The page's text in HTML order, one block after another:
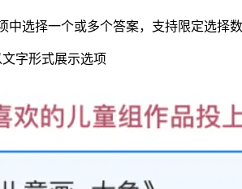
中选择一个或多个答案，支持限定选择数
文字形式展示选项